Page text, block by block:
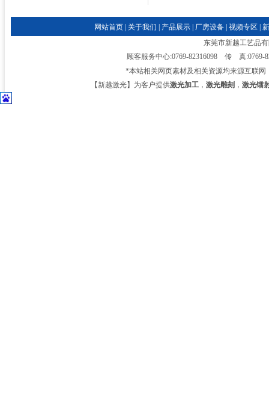
网站首页 关于我们 产品展示 厂房设备 视频专区
东莞市新越工艺品
顾客服务中心:0769-82316098 传 真:0769-
*本站相关网页素材及相关资源均来源互联
【新越激光】为客户提供激光加工 ， 激光雕刻 ， 激光镭